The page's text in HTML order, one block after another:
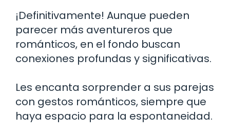
¡Definitivamente! Aunque pueden
parecer más aventureros que
románticos, en el fondo buscan
conexiones profundas y significativas.
Les encanta sorprender a sus parejas
con gestos románticos, siempre que
haya espacio para la espontaneidad.